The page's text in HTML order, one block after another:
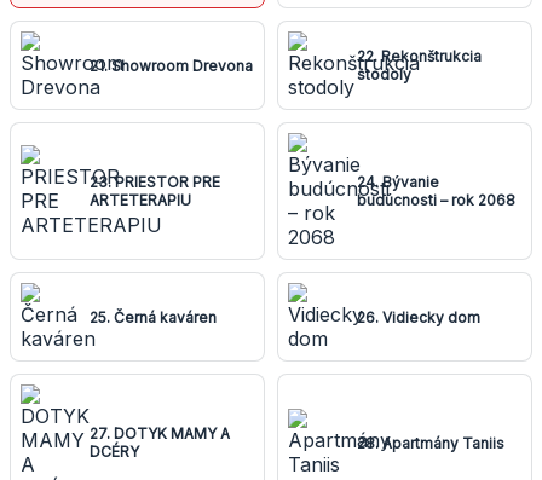
21. Showroom Drevona
22. Rekonštrukcia
stodoly
23. PRIESTOR PRE
ARTETERAPIU
24. Bývanie
budúcnosti – rok 2068
25. Černá kaváren 26. Vidiecky dom
27. DOTYK MAMY A
DCÉRY
28. Apartmány Taniis